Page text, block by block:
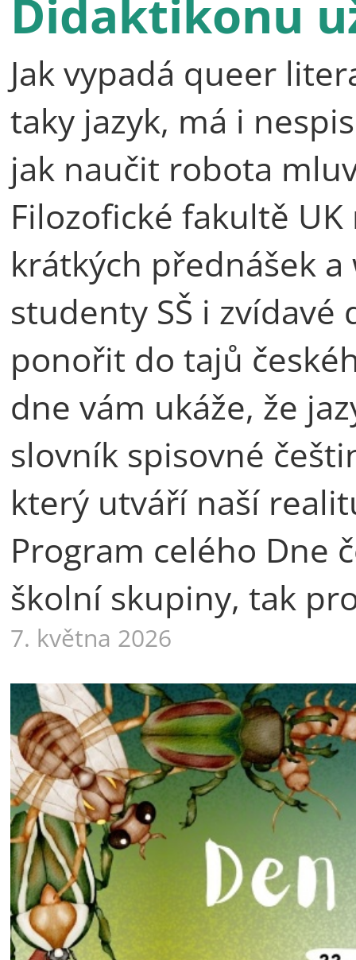
Didaktikonu
Jak vypadá queer
taky jazyk, má i
jak naučit robota
Filozofické fakultě
krátkých přednášek
studenty SŠ i
ponořit do tajů
dne vám ukáže, že
slovník spisovné
který utváří naší
Program celého Dne
školní skupiny, tak
7. května 2026